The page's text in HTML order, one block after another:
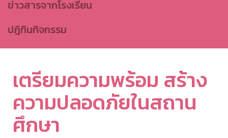
ข่าวสารจากโรงเรียน
ปฎิทินกิจกรรม
เตรียมความพร้อม สร้าง
ความปลอดภัยในสถาน
ศึกษา